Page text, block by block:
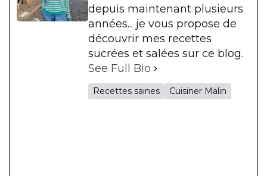
depuis maintenant plusieurs
années... je vous propose de
découvrir mes recettes
sucrées et salées sur ce blog.
See Full Bio
Recettes saines Cuisiner Malin